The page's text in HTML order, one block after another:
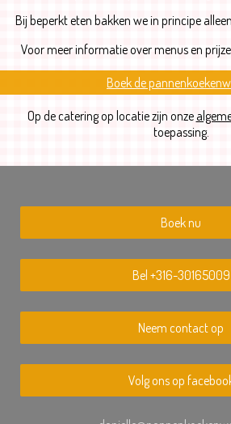
Bij beperkt eten bakken we in principe
Voor meer informatie over menus en
Boek de
Op de catering op locatie zijn onze
toepassing.
Boek nu
Bel +316-30165009
Neem contact op
Volg ons op